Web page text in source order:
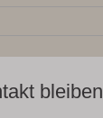
bleiben